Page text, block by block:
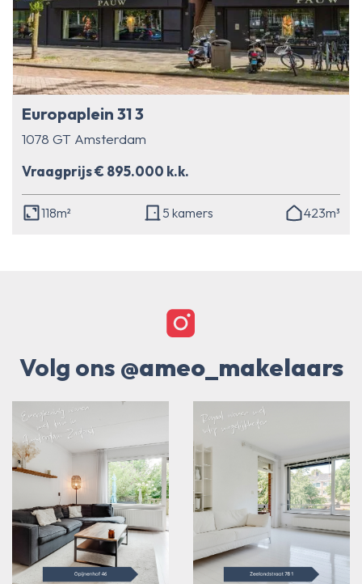
Europaplein 31 3
1078 GT Amsterdam
Vraagprijs € 895.000 k.k.
118m² 5 kamers 423m³
Volg ons @ameo_makelaars